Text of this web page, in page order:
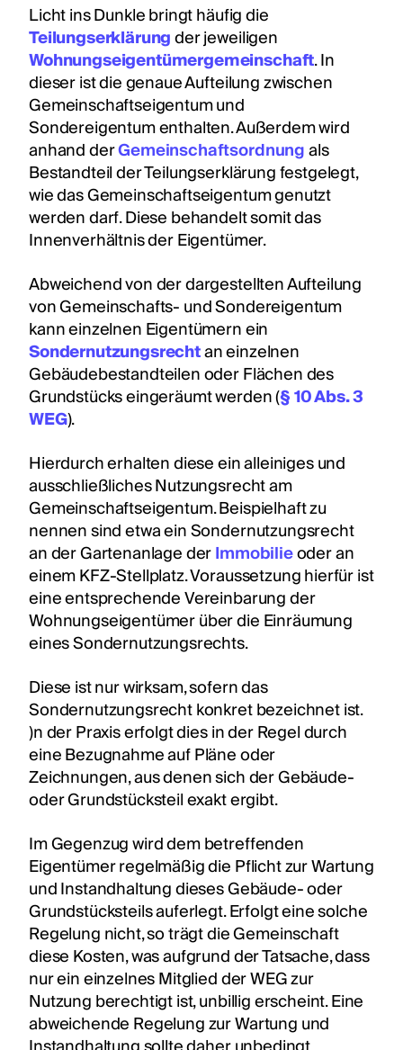
Licht ins Dunkle bringt häufig die
Teilungserklärungder jeweiligen
Wohnungseigentümergemeinschaft. In
dieser ist die genaue Aufteilung zwischen
Gemeinschaftseigentum und
Sondereigentum enthalten. Außerdem wird
anhand derGemeinschaftsordnungals
Bestandteil der Teilungserklärung festgelegt,
wie das Gemeinschaftseigentum genutzt
werden darf. Diese behandelt somit das
Innenverhältnis der Eigentümer.
Abweichend von der dargestellten Aufteilung
von Gemeinschafts- und Sondereigentum
kann einzelnen Eigentümern ein
Sondernutzungsrechtan einzelnen
Gebäudebestandteilen oder Flächen des
Grundstücks eingeräumt werden (§ 10 Abs. 3
WEG).
Hierdurch erhalten diese ein alleiniges und
ausschließliches Nutzungsrecht am
Gemeinschaftseigentum. Beispielhaft zu
nennen sind etwa ein Sondernutzungsrecht
an der Gartenanlage derImmobilieoder an
einem KFZ-Stellplatz. Voraussetzung hierfür ist
eine entsprechende Vereinbarung der
Wohnungseigentümer über die Einräumung
eines Sondernutzungsrechts.
Diese ist nur wirksam, sofern das
Sondernutzungsrecht konkret bezeichnet ist.
)n der Praxis erfolgt dies in der Regel durch
eine Bezugnahme auf Pläne oder
Zeichnungen, aus denen sich der Gebäude-
oder Grundstücksteil exakt ergibt.
Im Gegenzug wird dem betreffenden
Eigentümer regelmäßig die Pflicht zur Wartung
und Instandhaltung dieses Gebäude- oder
Grundstücksteils auferlegt. Erfolgt eine solche
Regelung nicht, so trägt die Gemeinschaft
diese Kosten, was aufgrund der Tatsache, dass
nur ein einzelnes Mitglied der WEG zur
Nutzung berechtigt ist, unbillig erscheint. Eine
abweichende Regelung zur Wartung und